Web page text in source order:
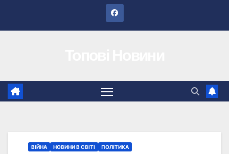
ВІЙНА НОВИНИ В СВІТІ ПОЛІТИКА